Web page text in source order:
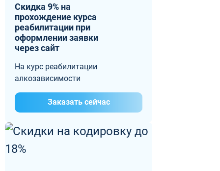
Скидка 9% на
прохождение курса
реабилитации при
оформлении заявки
через сайт
На курс реабилитации
алкозависимости
Заказать сейчас